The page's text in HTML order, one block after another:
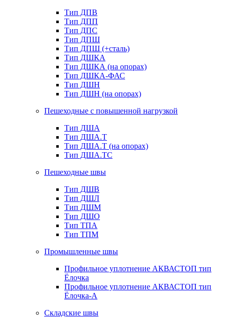
Тип ДПВ
Тип ДПП
Тип ДПС
Тип ДПШ
Тип ДПШ (+сталь)
Тип ДШКА
Тип ДШКА (на опорах)
Тип ДШКА-ФАС
Тип ДШН
Тип ДШН (на опорах)
Пешеходные с повышенной нагрузкой
Тип ДША
Тип ДША.Т
Тип ДША.Т (на опорах)
Тип ДША.ТС
Пешеходные швы
Тип ДШВ
Тип ДШЛ
Тип ДШМ
Тип ДШО
Тип ТПА
Тип ТПМ
Промышленные швы
Профильное уплотнение АКВАСТОП тип
Ёлочка
Профильное уплотнение АКВАСТОП тип
Ёлочка-А
Складские швы